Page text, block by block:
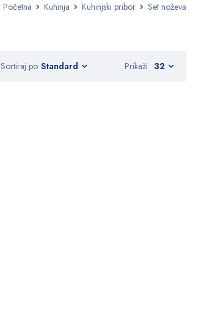
Početna Kuhinja Kuhinjski pribor Set noževa
Sortiraj po Standard Prikaži 32